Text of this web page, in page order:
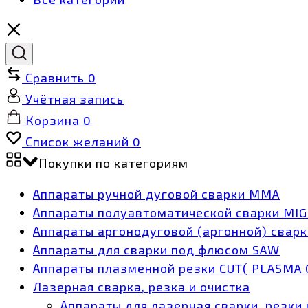
Сравнить 0
Учётная запись
Корзина 0
Список желаний 0
Покупки по категориям
Аппараты ручной дуговой сварки MMA
Аппараты полуавтоматической сварки
Аппараты аргонодуговой (аргонной)
Аппараты для сварки под флюсом SAW
Аппараты плазменной резки CUT( PLASMA
Лазерная сварка, резка и очистка